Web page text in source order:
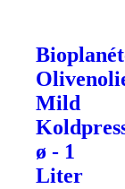
Mild
ø - 1
Liter